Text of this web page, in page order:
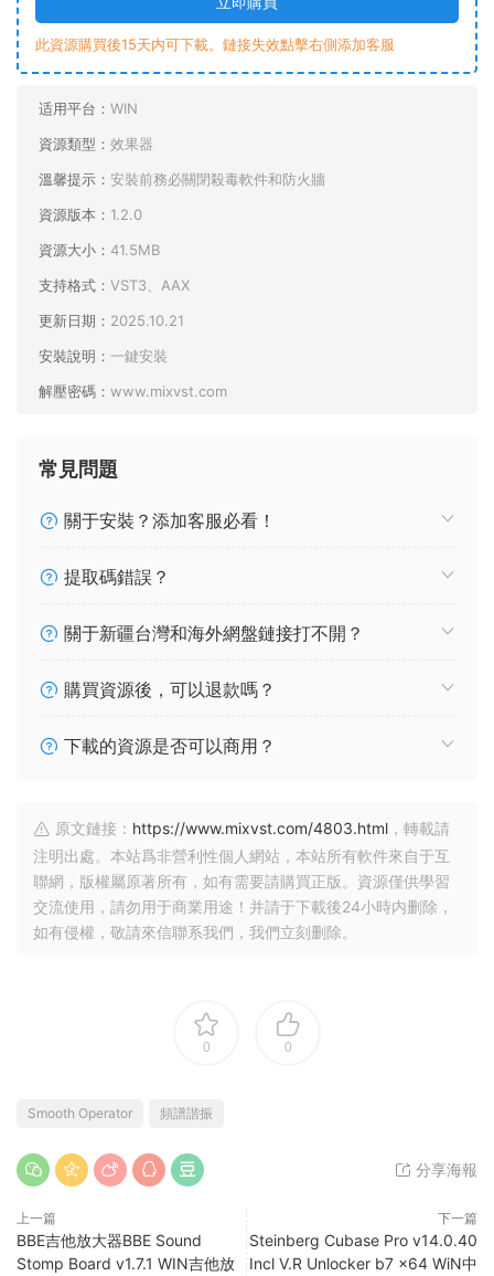
此資源購買後15天内可下載。鏈接失效點擊右側添加客服
适用平台： WIN
資源類型： 效果器
溫馨提示： 安裝前務必關閉殺毒軟件和防火牆
資源版本： 1.2.0
資源大小： 41.5MB
支持格式： VST3、AAX
更新日期： 2025.10.21
安裝說明： 一鍵安裝
解壓密碼： www.mixvst.com
常見問題
關于安裝？添加客服必看！
提取碼錯誤？
關于新疆台灣和海外網盤鏈接打不開？
購買資源後，可以退款嗎？
下載的資源是否可以商用？
原文鏈接： https://www.mixvst.com/4803.html ，轉載請
注明出處。本站爲非營利性個人網站，本站所有軟件來自于互
聯網，版權屬原著所有，如有需要請購買正版。資源僅供學習
交流使用，請勿用于商業用途！并請于下載後24小時内删除，
如有侵權，敬請來信聯系我們，我們立刻删除。
0 0
Smooth Operator 頻譜諧振
分享海報
上一篇
BBE吉他放大器BBE Sound
Stomp Board v1.7.1 WIN吉他放
下一篇
Steinberg Cubase Pro v14.0.40
Incl V.R Unlocker b7 x64 WiN中